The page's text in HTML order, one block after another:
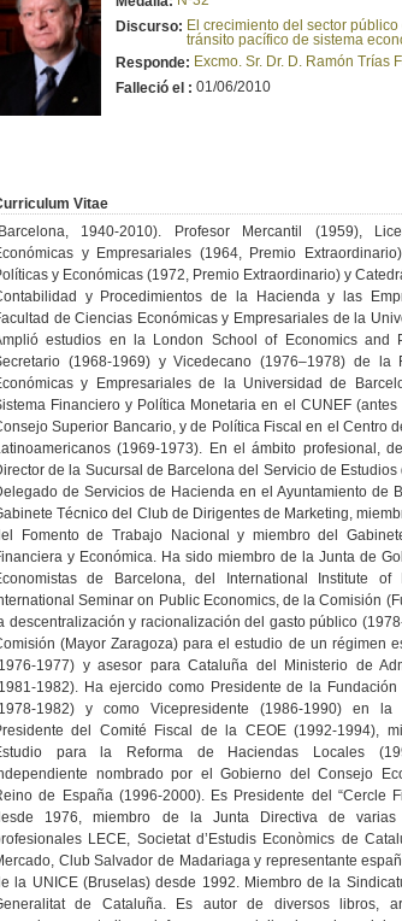
Discurso: El crecimiento del sector público
tránsito pacífico de sistema
Responde: Excmo. Sr. Dr. D. Ramón Trías
Falleció el : 01/06/2010
Vitae
1940-2010). Profesor Mercantil (1959),
y Empresariales (1964, Premio
y Económicas (1972, Premio Extraordinario) y
y Procedimientos de la Hacienda y las
de Ciencias Económicas y Empresariales de la
estudios en la London School of Economics and
(1968-1969) y Vicedecano (1976–1978) de la
y Empresariales de la Universidad de
Financiero y Política Monetaria en el CUNEF (antes
Superior Bancario, y de Política Fiscal en el Centro
(1969-1973). En el ámbito profesional,
de la Sucursal de Barcelona del Servicio de Estudios
de Servicios de Hacienda en el Ayuntamiento de
Técnico del Club de Dirigentes de Marketing,
Fomento de Trabajo Nacional y miembro del
y Económica. Ha sido miembro de la Junta de
de Barcelona, del International Institute of
Seminar on Public Economics, de la Comisión
descentralización y racionalización del gasto público
(Mayor Zaragoza) para el estudio de un régimen
1977) y asesor para Cataluña del Ministerio de
1982). Ha ejercido como Presidente de la
1982) y como Vicepresidente (1986-1990) en la
del Comité Fiscal de la CEOE (1992-1994),
para la Reforma de Haciendas Locales
nombrado por el Gobierno del Consejo
de España (1996-2000). Es Presidente del “Cercle
1976, miembro de la Junta Directiva de
LECE, Societat d’Estudis Econòmics de
Club Salvador de Madariaga y representante
la UNICE (Bruselas) desde 1992. Miembro de la
de Cataluña. Es autor de diversos libros,